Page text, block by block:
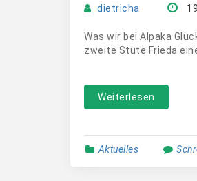
dietricha
Was wir bei Alpaka
zweite Stute Frieda eine
Weiterlesen
Aktuelles